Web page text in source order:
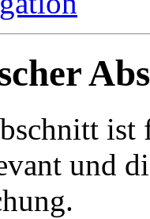
ist
und